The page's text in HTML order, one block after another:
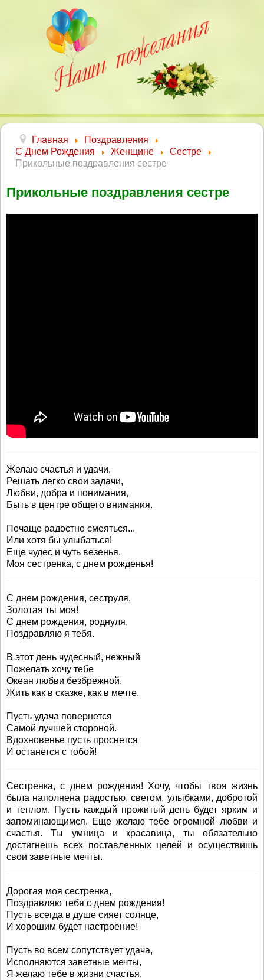
Главная
Поздравления
С Днем Рождения
Женщине
Сестре
Прикольные поздравления сестре
Прикольные поздравления сестре
Желаю счастья и удачи,
Решать легко свои задачи,
Любви, добра и понимания,
Быть в центре общего внимания.
Почаще радостно смеяться...
Или хотя бы улыбаться!
Еще чудес и чуть везенья.
Моя сестренка, с днем рожденья!
С днем рождения, сеструля,
Золотая ты моя!
С днем рождения, роднуля,
Поздравляю я тебя.
В этот день чудесный, нежный
Пожелать хочу тебе
Океан любви безбрежной,
Жить как в сказке, как в мечте.
Пусть удача повернется
Самой лучшей стороной.
Вдохновенье пусть проснется
И останется с тобой!
Сестренка, с днем рождения! Хочу, чтобы твоя жизнь
была наполнена радостью, светом, улыбками, добротой
и теплом. Пусть каждый прожитый день будет ярким и
запоминающимся. Еще желаю тебе огромной любви и
счастья. Ты умница и красавица, ты обязательно
достигнешь всех поставленных целей и осуществишь
свои заветные мечты.
Дорогая моя сестренка,
Поздравляю тебя с днем рождения!
Пусть всегда в душе сияет солнце,
И хорошим будет настроение!
Пусть во всем сопутствует удача,
Исполняются заветные мечты,
Я желаю тебе в жизни счастья,